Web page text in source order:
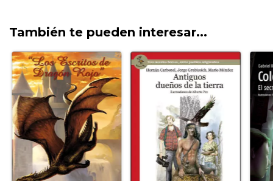
También te pueden interesar...